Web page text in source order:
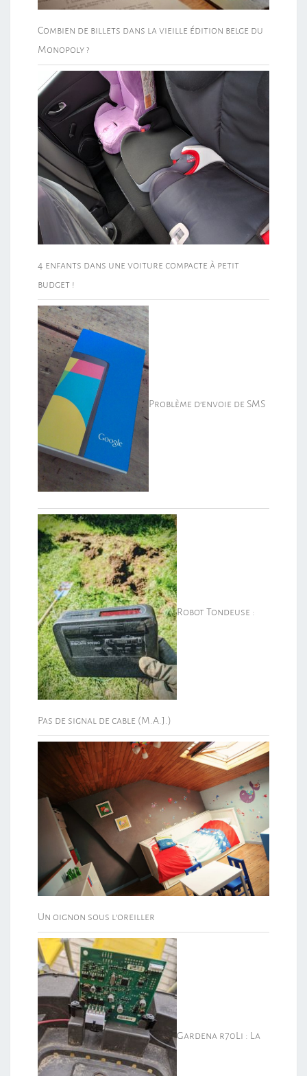
Combien de billets dans la vieille édition belge du
Monopoly ?
4 enfants dans une voiture compacte à petit
budget !
Problème d’envoie de SMS
Robot Tondeuse :
Pas de signal de cable (M.A.J.)
Un oignon sous l’oreiller
Gardena r70Li : La